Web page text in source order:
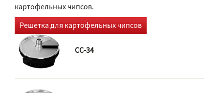
картофельных чипсов.
Решетка для картофельных чипсов
CC-34